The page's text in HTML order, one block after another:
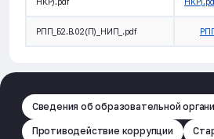
РПП_Б2.В.02(П)_НИП_.pdf
Сведения об образовательной
Противодействие коррупции